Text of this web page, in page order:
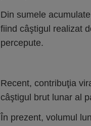
Din sumele
fiind câştigul realizat
percepute.
Recent, contribuţia
câştigul brut lunar al
În prezent, volumul